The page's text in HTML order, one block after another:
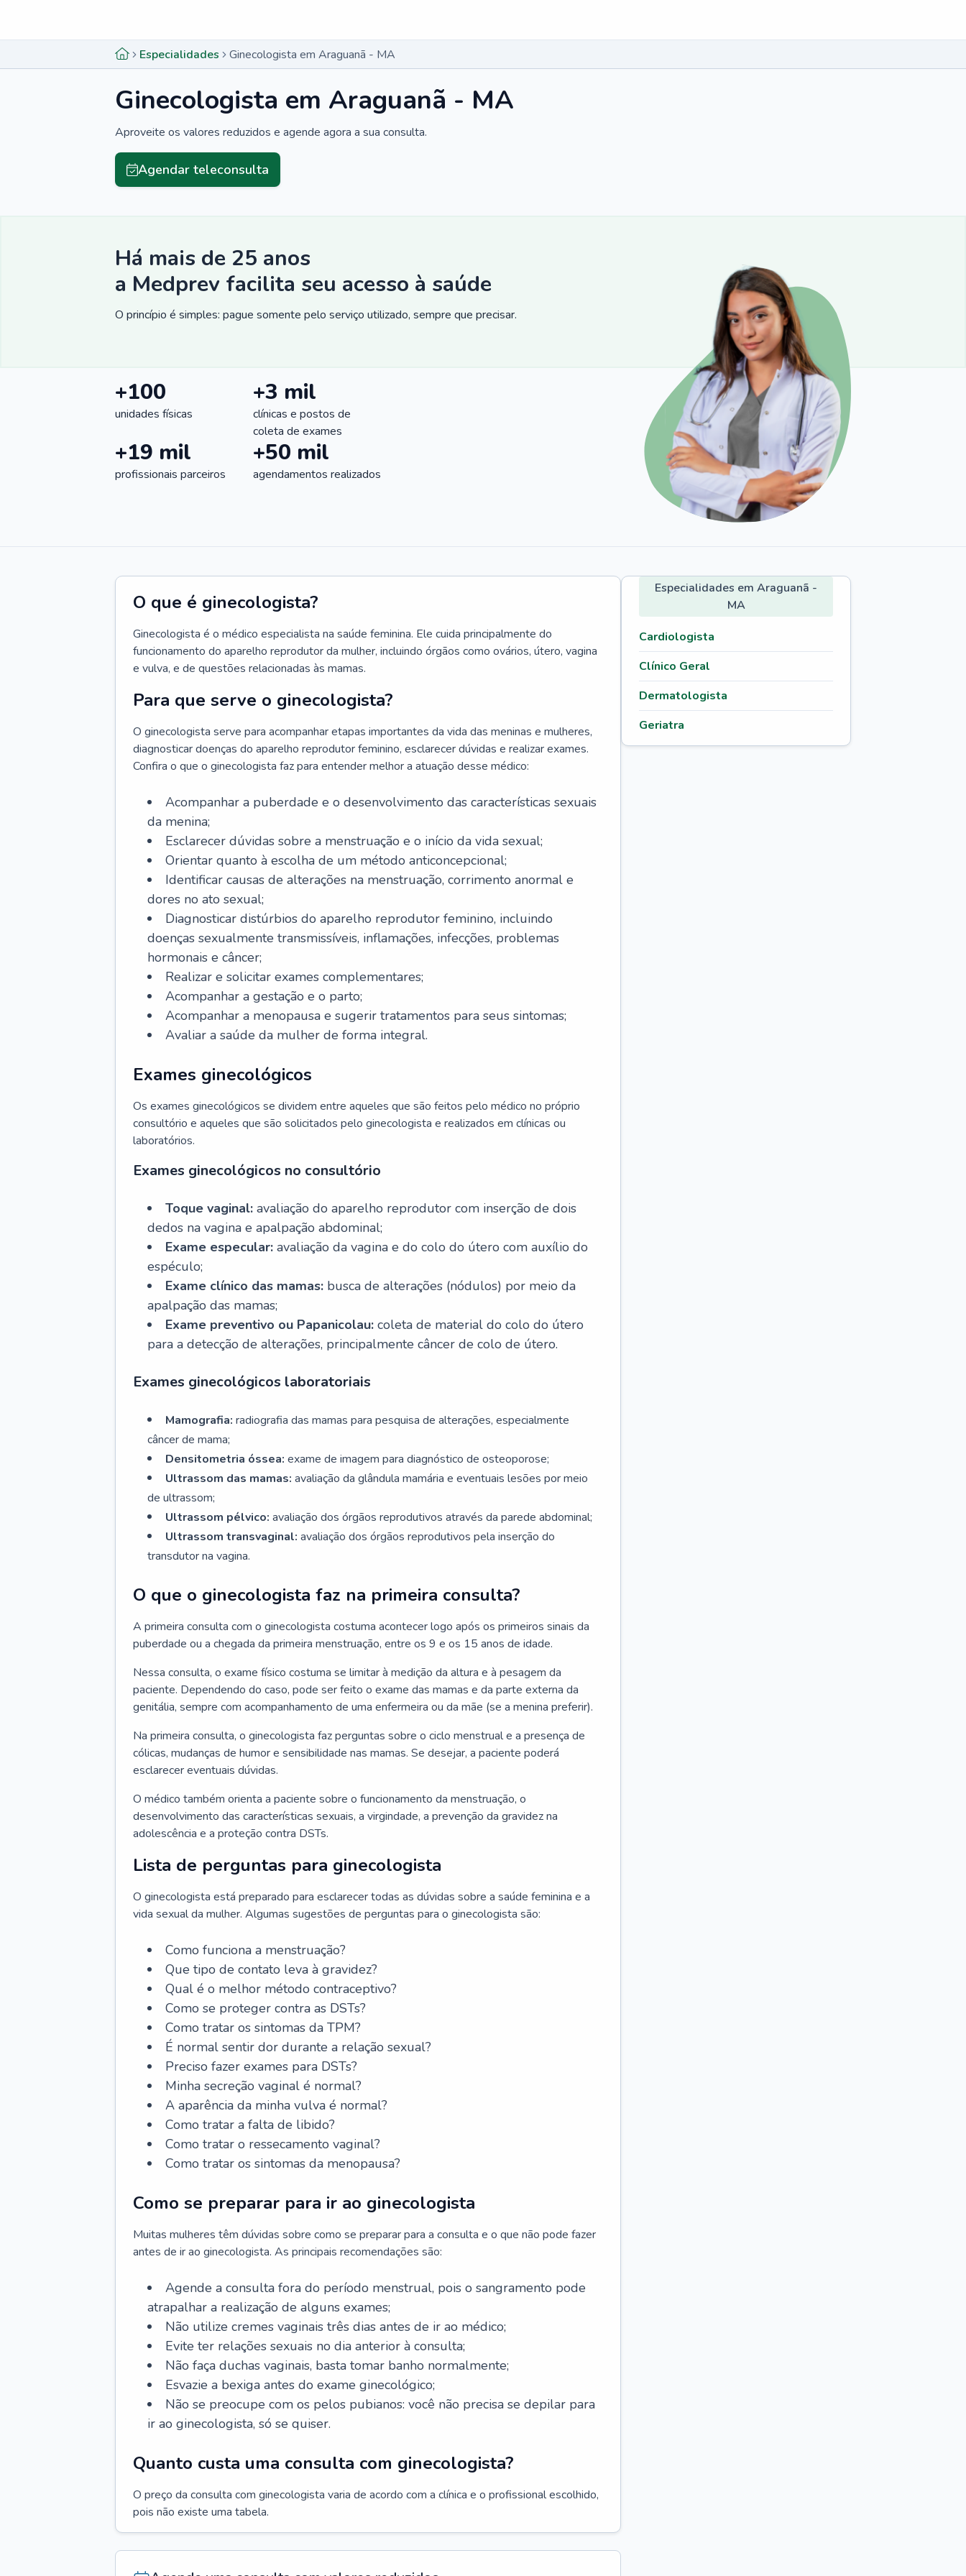
Especialidades Ginecologista em Araguanã - MA
Ginecologista em Araguanã - MA
Aproveite os valores reduzidos e agende agora a sua consulta.
Agendar teleconsulta
Há mais de 25 anos
a Medprev facilita seu acesso à saúde
O princípio é simples: pague somente pelo serviço utilizado, sempre que precisar.
+100
unidades físicas
+3 mil
clínicas e postos de
coleta de exames
+19 mil
profissionais parceiros
+50 mil
agendamentos realizados
O que é ginecologista?
Ginecologista é o médico especialista na saúde feminina. Ele cuida principalmente do
funcionamento do aparelho reprodutor da mulher, incluindo órgãos como ovários, útero, vagina
e vulva, e de questões relacionadas às mamas.
Para que serve o ginecologista?
O ginecologista serve para acompanhar etapas importantes da vida das meninas e mulheres,
diagnosticar doenças do aparelho reprodutor feminino, esclarecer dúvidas e realizar exames.
Confira o que o ginecologista faz para entender melhor a atuação desse médico:
Acompanhar a puberdade e o desenvolvimento das características sexuais
da menina;
Esclarecer dúvidas sobre a menstruação e o início da vida sexual;
Orientar quanto à escolha de um método anticoncepcional;
Identificar causas de alterações na menstruação, corrimento anormal e
dores no ato sexual;
Diagnosticar distúrbios do aparelho reprodutor feminino, incluindo
doenças sexualmente transmissíveis, inflamações, infecções, problemas
hormonais e câncer;
Realizar e solicitar exames complementares;
Acompanhar a gestação e o parto;
Acompanhar a menopausa e sugerir tratamentos para seus sintomas;
Avaliar a saúde da mulher de forma integral.
Exames ginecológicos
Os exames ginecológicos se dividem entre aqueles que são feitos pelo médico no próprio
consultório e aqueles que são solicitados pelo ginecologista e realizados em clínicas ou
laboratórios.
Exames ginecológicos no consultório
Toque vaginal: avaliação do aparelho reprodutor com inserção de dois
dedos na vagina e apalpação abdominal;
Exame especular: avaliação da vagina e do colo do útero com auxílio do
espéculo;
Exame clínico das mamas: busca de alterações (nódulos) por meio da
apalpação das mamas;
Exame preventivo ou Papanicolau: coleta de material do colo do útero
para a detecção de alterações, principalmente câncer de colo de útero.
Exames ginecológicos laboratoriais
Mamografia: radiografia das mamas para pesquisa de alterações, especialmente
câncer de mama;
Densitometria óssea: exame de imagem para diagnóstico de osteoporose;
Ultrassom das mamas: avaliação da glândula mamária e eventuais lesões por meio
de ultrassom;
Ultrassom pélvico: avaliação dos órgãos reprodutivos através da parede abdominal;
Ultrassom transvaginal: avaliação dos órgãos reprodutivos pela inserção do
transdutor na vagina.
O que o ginecologista faz na primeira consulta?
A primeira consulta com o ginecologista costuma acontecer logo após os primeiros sinais da
puberdade ou a chegada da primeira menstruação, entre os 9 e os 15 anos de idade.
Nessa consulta, o exame físico costuma se limitar à medição da altura e à pesagem da
paciente. Dependendo do caso, pode ser feito o exame das mamas e da parte externa da
genitália, sempre com acompanhamento de uma enfermeira ou da mãe (se a menina preferir).
Na primeira consulta, o ginecologista faz perguntas sobre o ciclo menstrual e a presença de
cólicas, mudanças de humor e sensibilidade nas mamas. Se desejar, a paciente poderá
esclarecer eventuais dúvidas.
O médico também orienta a paciente sobre o funcionamento da menstruação, o
desenvolvimento das características sexuais, a virgindade, a prevenção da gravidez na
adolescência e a proteção contra DSTs.
Lista de perguntas para ginecologista
O ginecologista está preparado para esclarecer todas as dúvidas sobre a saúde feminina e a
vida sexual da mulher. Algumas sugestões de perguntas para o ginecologista são:
Como funciona a menstruação?
Que tipo de contato leva à gravidez?
Qual é o melhor método contraceptivo?
Como se proteger contra as DSTs?
Como tratar os sintomas da TPM?
É normal sentir dor durante a relação sexual?
Preciso fazer exames para DSTs?
Minha secreção vaginal é normal?
A aparência da minha vulva é normal?
Como tratar a falta de libido?
Como tratar o ressecamento vaginal?
Como tratar os sintomas da menopausa?
Como se preparar para ir ao ginecologista
Muitas mulheres têm dúvidas sobre como se preparar para a consulta e o que não pode fazer
antes de ir ao ginecologista. As principais recomendações são:
Agende a consulta fora do período menstrual, pois o sangramento pode
atrapalhar a realização de alguns exames;
Não utilize cremes vaginais três dias antes de ir ao médico;
Evite ter relações sexuais no dia anterior à consulta;
Não faça duchas vaginais, basta tomar banho normalmente;
Esvazie a bexiga antes do exame ginecológico;
Não se preocupe com os pelos pubianos: você não precisa se depilar para
ir ao ginecologista, só se quiser.
Quanto custa uma consulta com ginecologista?
O preço da consulta com ginecologista varia de acordo com a clínica e o profissional escolhido,
pois não existe uma tabela.
Especialidades em Araguanã -
MA
Cardiologista
Clínico Geral
Dermatologista
Geriatra